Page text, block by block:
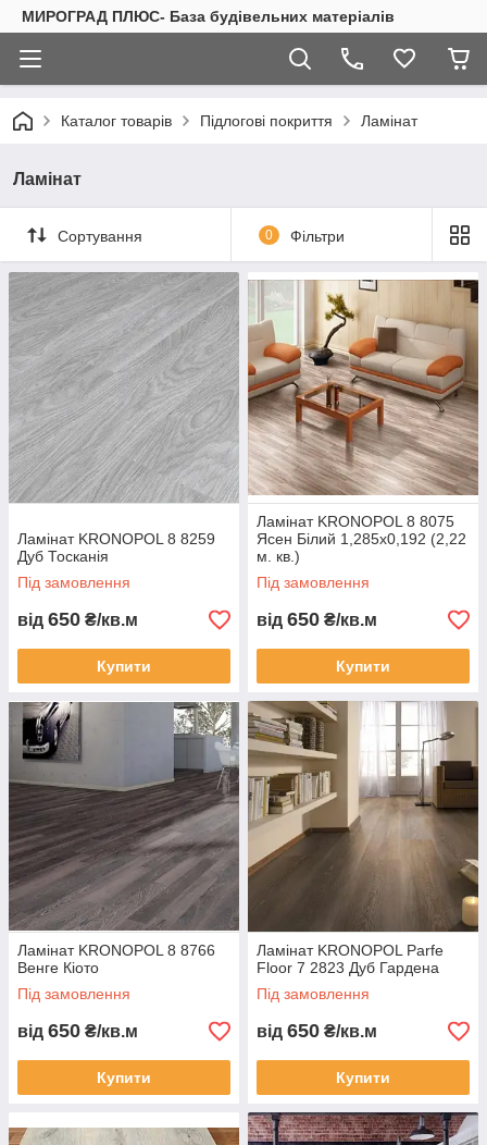
МИРОГРАД ПЛЮС- База будівельних матеріалів
Каталог товарів Підлогові покриття Ламінат
Ламінат
Сортування 0 Фільтри
Ламінат KRONOPOL 8 8259
Дуб Тосканія
Під замовлення
від 650 ₴/кв.м
Купити
Ламінат KRONOPOL 8 8075
Ясен Білий 1,285х0,192 (2,22
м. кв.)
Під замовлення
від 650 ₴/кв.м
Купити
Ламінат KRONOPOL 8 8766
Венге Кіото
Під замовлення
від 650 ₴/кв.м
Купити
Ламінат KRONOPOL Parfe
Floor 7 2823 Дуб Гардена
Під замовлення
від 650 ₴/кв.м
Купити